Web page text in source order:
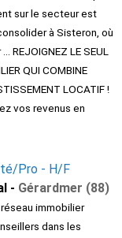
sur le secteur est
à Sisteron, où
LE SEUL
QUI COMBINE
LOCATIF !
vos revenus en
Pro - H/F
- Gérardmer (88)
immobilier
dans les